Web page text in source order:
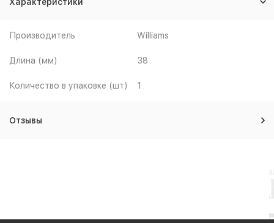
Производитель Williams
Длина (мм) 38
Количество в упаковке (шт) 1
Отзывы